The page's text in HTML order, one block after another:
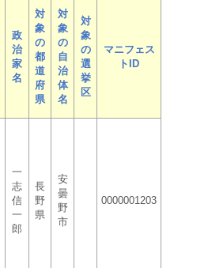
政
治
家
名
対
象
の
都
道
府
県
対
象
の
自
治
体
名
対
象
の
選
挙
区
マニフェス
トID
一
志
信
一
郎
長
野
県
安
曇
野
市
0000001203